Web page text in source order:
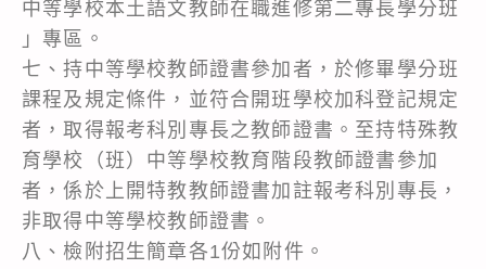
中等學校本土語文教師在職進修第二專長學分班
」專區。
七、持中等學校教師證書參加者，於修畢學分班
課程及規定條件，並符合開班學校加科登記規定
者，取得報考科別專長之教師證書。至持特殊教
育學校（班）中等學校教育階段教師證書參加
者，係於上開特教教師證書加註報考科別專長，
非取得中等學校教師證書。
八、檢附招生簡章各1份如附件。